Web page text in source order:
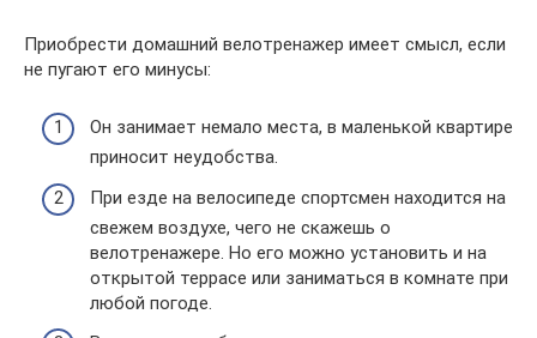
Приобрести домашний велотренажер имеет смысл, если
не пугают его минусы:
Он занимает немало места, в маленькой квартире
приносит неудобства.
При езде на велосипеде спортсмен находится на
свежем воздухе, чего не скажешь о
велотренажере. Но его можно установить и на
открытой террасе или заниматься в комнате при
любой погоде.